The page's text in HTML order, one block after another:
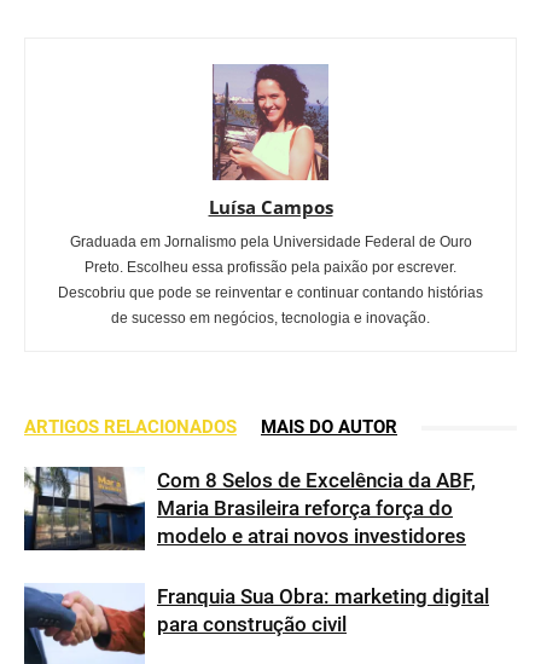
Luísa Campos
Graduada em Jornalismo pela Universidade Federal de Ouro
Preto. Escolheu essa profissão pela paixão por escrever.
Descobriu que pode se reinventar e continuar contando histórias
de sucesso em negócios, tecnologia e inovação.
ARTIGOS RELACIONADOS MAIS DO AUTOR
Com 8 Selos de Excelência da ABF,
Maria Brasileira reforça força do
modelo e atrai novos investidores
Franquia Sua Obra: marketing digital
para construção civil